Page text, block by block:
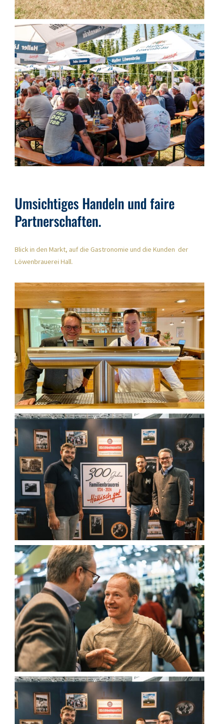
Umsichtiges Handeln und faire
Partnerschaften.
Blick in den Markt, auf die Gastronomie und die Kunden der
Löwenbrauerei Hall.